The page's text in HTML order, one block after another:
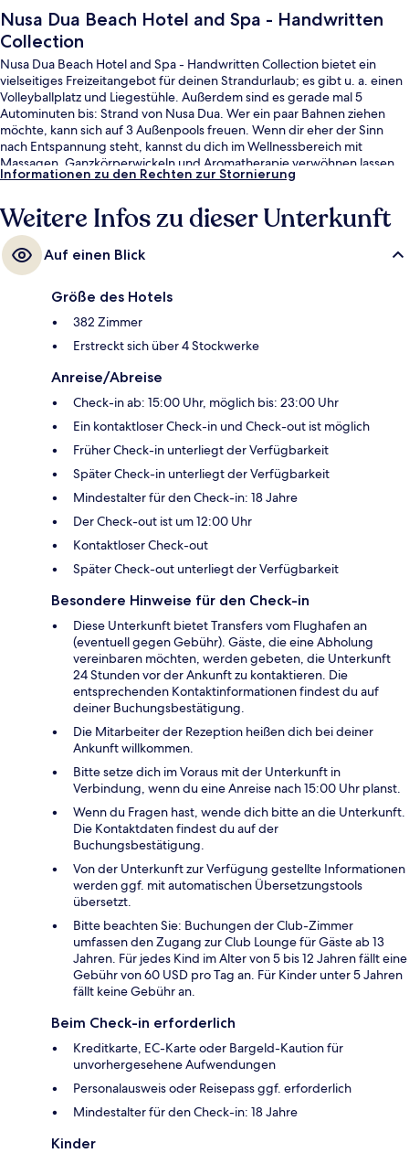
Nusa Dua Beach Hotel and Spa - Handwritten
Collection
Nusa Dua Beach Hotel and Spa - Handwritten Collection bietet ein
vielseitiges Freizeitangebot für deinen Strandurlaub; es gibt u. a. einen
Volleyballplatz und Liegestühle. Außerdem sind es gerade mal 5
Autominuten bis: Strand von Nusa Dua. Wer ein paar Bahnen ziehen
möchte, kann sich auf 3 Außenpools freuen. Wenn dir eher der Sinn
nach Entspannung steht, kannst du dich im Wellnessbereich mit
Massagen, Ganzkörperwickeln und Aromatherapie verwöhnen lassen.
Wedang Jahe, eins von 4 Restaurants, serviert internationale Küche und
luxuriösen Stil 3 Bars/Lounges, einen kostenlosen Kinderclub und eine
Poolbar. Andere Reisende mögen das hilfsbereite Personal und den
allgemeinen Zustand der Unterkunft.
Informationen zu den Rechten zur Stornierung
Weitere Infos zu dieser Unterkunft
Auf einen Blick
Größe des Hotels
382 Zimmer
Erstreckt sich über 4 Stockwerke
Anreise/Abreise
Check-in ab: 15:00 Uhr, möglich bis: 23:00 Uhr
Ein kontaktloser Check-in und Check-out ist möglich
Früher Check-in unterliegt der Verfügbarkeit
Später Check-in unterliegt der Verfügbarkeit
Mindestalter für den Check-in: 18 Jahre
Der Check-out ist um 12:00 Uhr
Kontaktloser Check-out
Später Check-out unterliegt der Verfügbarkeit
Besondere Hinweise für den Check-in
Diese Unterkunft bietet Transfers vom Flughafen an
(eventuell gegen Gebühr). Gäste, die eine Abholung
vereinbaren möchten, werden gebeten, die Unterkunft
24 Stunden vor der Ankunft zu kontaktieren. Die
entsprechenden Kontaktinformationen findest du auf
deiner Buchungsbestätigung.
Die Mitarbeiter der Rezeption heißen dich bei deiner
Ankunft willkommen.
Bitte setze dich im Voraus mit der Unterkunft in
Verbindung, wenn du eine Anreise nach 15:00 Uhr planst.
Wenn du Fragen hast, wende dich bitte an die Unterkunft.
Die Kontaktdaten findest du auf der
Buchungsbestätigung.
Von der Unterkunft zur Verfügung gestellte Informationen
werden ggf. mit automatischen Übersetzungstools
übersetzt.
Bitte beachten Sie: Buchungen der Club-Zimmer
umfassen den Zugang zur Club Lounge für Gäste ab 13
Jahren. Für jedes Kind im Alter von 5 bis 12 Jahren fällt eine
Gebühr von 60 USD pro Tag an. Für Kinder unter 5 Jahren
fällt keine Gebühr an.
Beim Check-in erforderlich
Kreditkarte, EC-Karte oder Bargeld-Kaution für
unvorhergesehene Aufwendungen
Personalausweis oder Reisepass ggf. erforderlich
Mindestalter für den Check-in: 18 Jahre
Kinder